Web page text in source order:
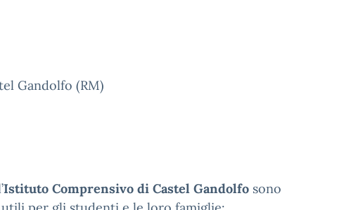
Gandolfo (RM)
Istituto Comprensivo di Castel Gandolfo sono